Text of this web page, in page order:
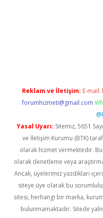
Reklam ve İletişim: E-mail:
forumhizmeti@gmail.com
Yasal Uyarı: Sitemiz, 5651
ve İletişim Kurumu (BTK)
olarak hizmet vermektedir.
olarak denetleme veya
Ancak, üyelerimiz yazdıkları
siteye üye olarak bu
sitesi, herhangi bir marka,
bulunmamaktadır. Sitede